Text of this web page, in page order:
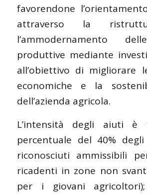
favorendone
attraverso la
l’ammodernamento
produttive mediante
all’obiettivo di migliorare
economiche e la
dell’azienda agricola.
L’intensità degli aiuti è
percentuale del 40%
riconosciuti ammissibili
ricadenti in zone non
per i giovani